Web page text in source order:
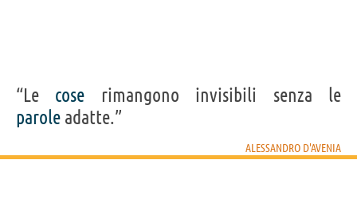
“Le cose rimangono invisibili senza le
parole adatte.”
ALESSANDRO D'AVENIA